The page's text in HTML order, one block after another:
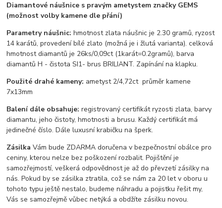
Diamantové náušnice s pravým ametystem značky GEMS
(možnost volby kamene dle přání)
Parametry náušnic:hmotnost zlata náušnic je 2.30 gramů, ryzost
14 karátů, provedení bílé zlato (možná je i žlutá varianta). celková
hmotnost diamantů je 26ks/0,09ct (1karát=0.2gramů), barva
diamantů H - čistota SI1- brus BRILIANT. Zapínání na klapku.
Použité drahé kameny: ametyst 2/4,72ct průměr kamene
7x13mm
Balení dále obsahuje:registrovaný certifikát ryzosti zlata, barvy
diamantu, jeho čistoty, hmotnosti a brusu. Každý certifikát má
jedinečné číslo. Dále luxusní krabičku na šperk.
Zásilka Vám bude ZDARMA doručena v bezpečnostní obálce pro
ceniny, kterou nelze bez poškození rozbalit. Pojištění je
samozřejmostí, veškerá odpovědnost je až do převzetí zásilky na
nás. Pokud by se zásilka ztratila, což se nám za 20 let v oboru u
tohoto typu ještě nestalo, budeme náhradu a pojistku řešit my,
Vás se samozřejmě vůbec netýká a obdžíte zásilku novou.